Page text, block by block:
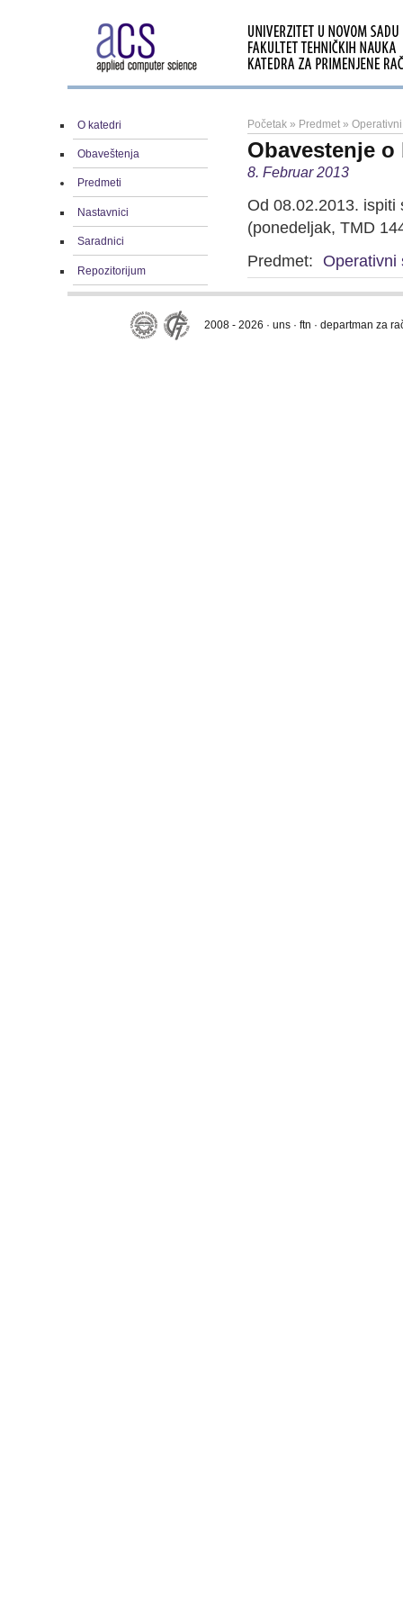
O katedri
Obaveštenja
Predmeti
Nastavnici
Saradnici
Repozitorijum
Početak » Predmet »
Obavestenje
8. Februar 2013
Od 08.02.2013. ispiti
(ponedeljak, TMD
Predmet:
Operativni
2008 - 2026 · uns · ftn · departman za